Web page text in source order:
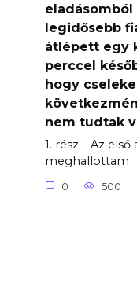
eladásomból
legidősebb
átlépett egy
perccel
hogy
nem tudtak
1. rész – Az
meghallottam
0 500